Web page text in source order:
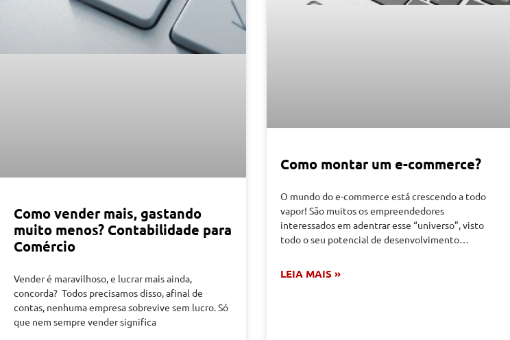
Como vender mais, gastando
muito menos? Contabilidade para
Comércio
Vender é maravilhoso, e lucrar mais ainda,
concorda? Todos precisamos disso, afinal de
contas, nenhuma empresa sobrevive sem lucro. Só
que nem sempre vender significa
Como montar um e-commerce?
O mundo do e-commerce está crescendo a todo
vapor! São muitos os empreendedores
interessados em adentrar esse “universo”, visto
todo o seu potencial de desenvolvimento…
LEIA MAIS »